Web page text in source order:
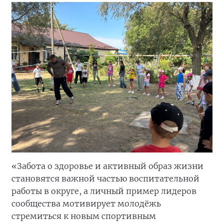
«Забота о здоровье и активный образ жизни
становятся важной частью воспитательной
работы в округе, а личный пример лидеров
сообщества мотивирует молодёжь
стремиться к новым спортивным